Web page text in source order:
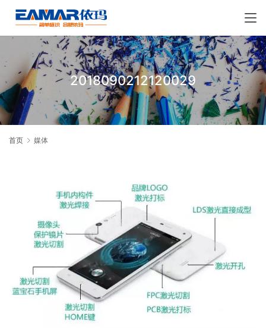
2018090212120029
首页 媒体